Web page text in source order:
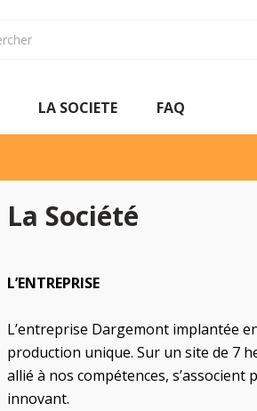
LA SOCIETE FAQ
La Société
L’ENTREPRISE
L’entreprise Dargemont implantée
production unique. Sur un site de 7
allié à nos compétences,
innovant.